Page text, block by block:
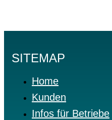
SITEMAP
Home
Kunden
Infos für Betriebe